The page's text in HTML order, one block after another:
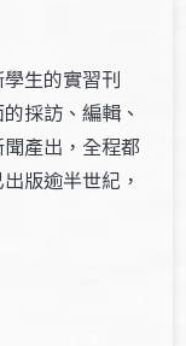
生的實習刊
採訪、編輯、
產出，全程都
版逾半世紀，